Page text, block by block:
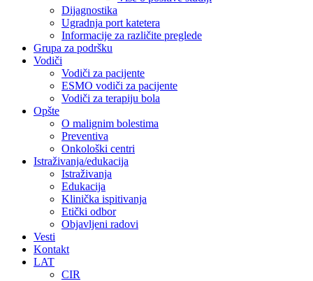
Dijagnostika
Ugradnja port katetera
Informacije za različite preglede
Grupa za podršku
Vodiči
Vodiči za pacijente
ESMO vodiči za pacijente
Vodiči za terapiju bola
Opšte
O malignim bolestima
Preventiva
Onkološki centri
Istraživanja/edukacija
Istraživanja
Edukacija
Klinička ispitivanja
Etički odbor
Objavljeni radovi
Vesti
Kontakt
LAT
CIR